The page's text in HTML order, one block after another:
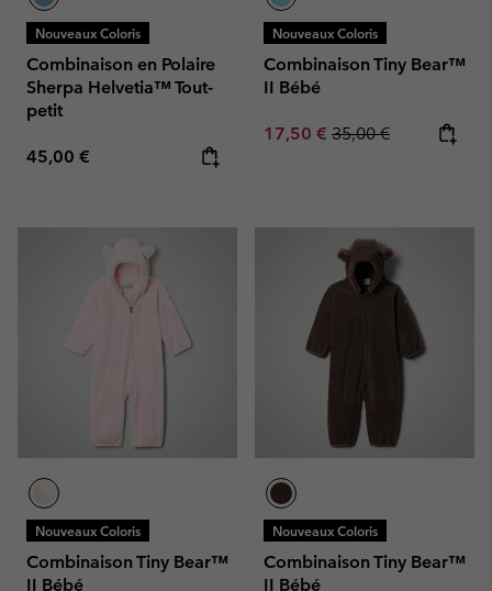
Nouveaux Coloris
Combinaison en Polaire
Sherpa Helvetia™ Tout-
petit
Regular price:
45,00 €
Nouveaux Coloris
Combinaison Tiny Bear™
II Bébé
Sale price:
17,50 € Regular price:
35,00 €
Nouveaux Coloris
Combinaison Tiny Bear™
II Bébé
Nouveaux Coloris
Combinaison Tiny Bear™
II Bébé